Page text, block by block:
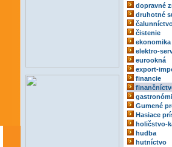
dopravné
druhotné
čistenie
ekonomika
elektro-
eurookná
export-
financie
Gumené
Hasiace
holičstvo-
hudba
hutníctvo